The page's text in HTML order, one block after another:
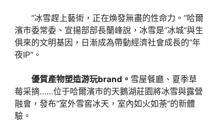
“冰雪趕上藝術，正在煥發無盡的性命力。”哈爾
濱市委常委、宣揚部部長蘭峰說，冰雪是“冰城”與生
俱來的文明基因，日漸成為帶動經濟社會成長的“年
夜IP”。
優質產物塑造游玩brand。 雪屋餐廳、夏季草
莓采摘……位于哈爾濱市的天鵝湖莊園將冰雪與露營
融會，發布“室外雪窖冰天，室內如火如荼”的新體
驗。